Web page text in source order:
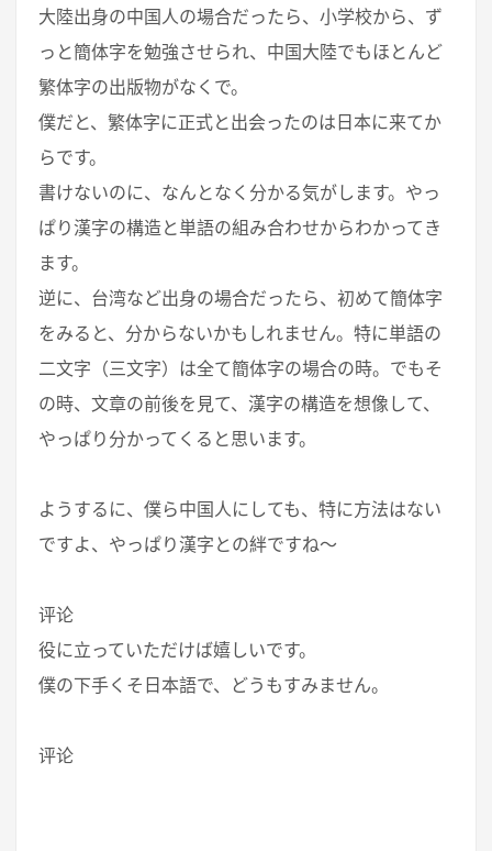
大陸出身の中国人の場合だったら、小学校から、ず
っと簡体字を勉強させられ、中国大陸でもほとんど
繁体字の出版物がなくで。
僕だと、繁体字に正式と出会ったのは日本に来てか
らです。
書けないのに、なんとなく分かる気がします。やっ
ぱり漢字の構造と単語の組み合わせからわかってき
ます。
逆に、台湾など出身の場合だったら、初めて簡体字
をみると、分からないかもしれません。特に単語の
二文字（三文字）は全て簡体字の場合の時。でもそ
の時、文章の前後を見て、漢字の構造を想像して、
やっぱり分かってくると思います。
ようするに、僕ら中国人にしても、特に方法はない
ですよ、やっぱり漢字との絆ですね～
评论
役に立っていただけば嬉しいです。
僕の下手くそ日本語で、どうもすみません。
评论